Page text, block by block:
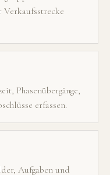
Phasenübergänge,
erfassen.
Aufgaben und